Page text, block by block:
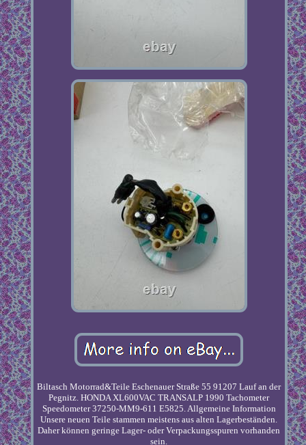
Biltasch Motorrad&Teile Eschenauer Straße 55 91207 Lauf an der
Pegnitz. HONDA XL600VAC TRANSALP 1990 Tachometer
Speedometer 37250-MM9-611 E5825. Allgemeine Information
Unsere neuen Teile stammen meistens aus alten Lagerbeständen.
Daher können geringe Lager- oder Verpackungsspuren vorhanden
sein.